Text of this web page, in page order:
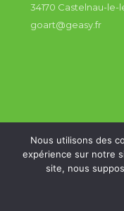
34170 Castelnau-le-
goart@geasy.fr
Nous utilisons des
expérience sur notre
site, nous